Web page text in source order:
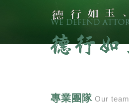
專業團隊 Our team